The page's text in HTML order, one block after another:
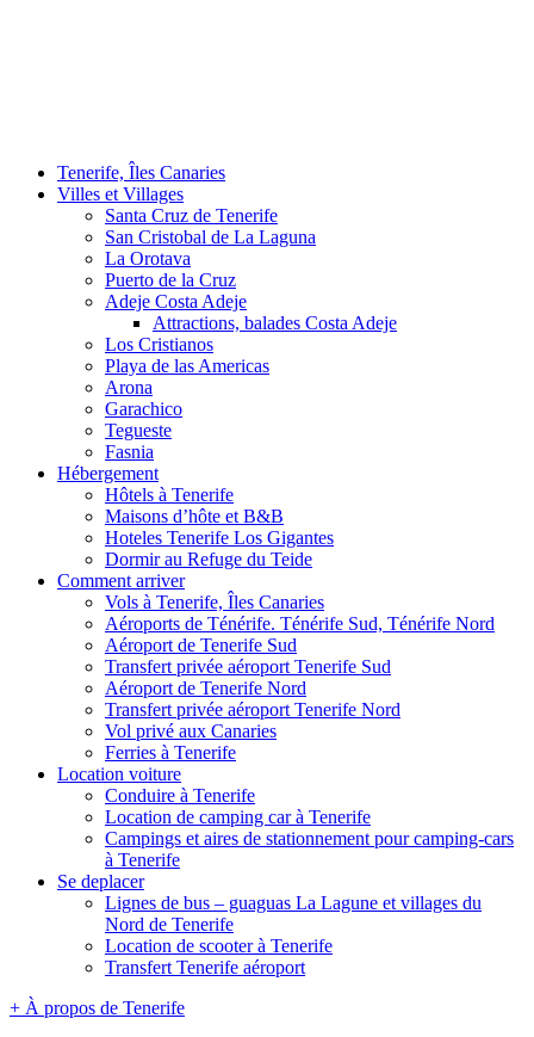
Tenerife, Îles Canaries
Villes et Villages
Santa Cruz de Tenerife
San Cristobal de La Laguna
La Orotava
Puerto de la Cruz
Adeje Costa Adeje
Attractions, balades Costa Adeje
Los Cristianos
Playa de las Americas
Arona
Garachico
Tegueste
Fasnia
Hébergement
Hôtels à Tenerife
Maisons d’hôte et B&B
Hoteles Tenerife Los Gigantes
Dormir au Refuge du Teide
Comment arriver
Vols à Tenerife, Îles Canaries
Aéroports de Ténérife. Ténérife Sud, Ténérife Nord
Aéroport de Tenerife Sud
Transfert privée aéroport Tenerife Sud
Aéroport de Tenerife Nord
Transfert privée aéroport Tenerife Nord
Vol privé aux Canaries
Ferries à Tenerife
Location voiture
Conduire à Tenerife
Location de camping car à Tenerife
Campings et aires de stationnement pour camping-cars
à Tenerife
Se deplacer
Lignes de bus – guaguas La Lagune et villages du
Nord de Tenerife
Location de scooter à Tenerife
Transfert Tenerife aéroport
+ À propos de Tenerife